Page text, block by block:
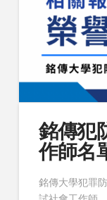
銘傳犯
作師名
銘傳大學犯罪